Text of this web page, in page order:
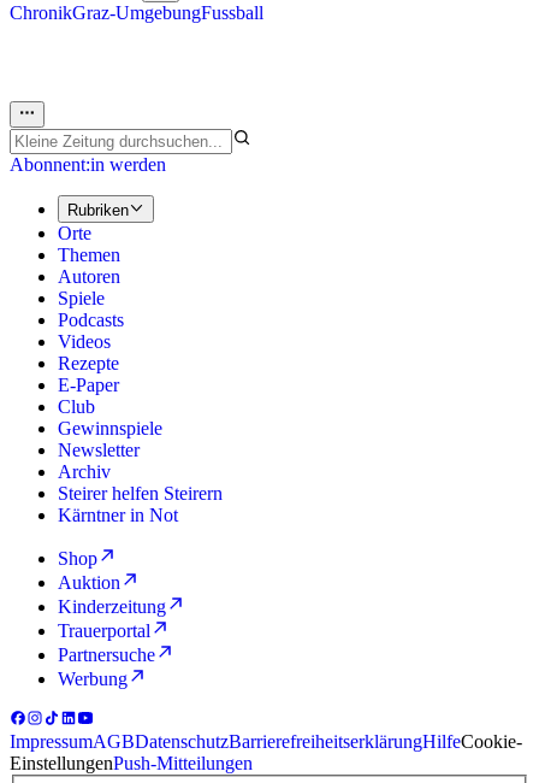
ChronikGraz-UmgebungFussball
Abonnent:in werden
Rubriken
Orte
Themen
Autoren
Spiele
Podcasts
Videos
Rezepte
E-Paper
Club
Gewinnspiele
Newsletter
Archiv
Steirer helfen Steirern
Kärntner in Not
Shop
Auktion
Kinderzeitung
Trauerportal
Partnersuche
Werbung
ImpressumAGBDatenschutzBarrierefreiheitserklärungHilfeCookie-
EinstellungenPush-Mitteilungen